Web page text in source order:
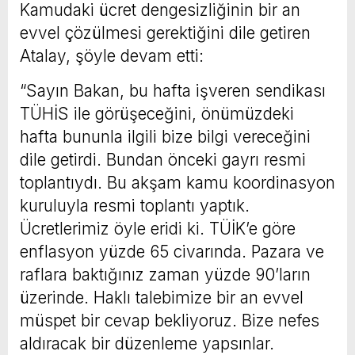
Kamudaki ücret dengesizliğinin bir an
evvel çözülmesi gerektiğini dile getiren
Atalay, şöyle devam etti:
“Sayın Bakan, bu hafta işveren sendikası
TÜHİS ile görüşeceğini, önümüzdeki
hafta bununla ilgili bize bilgi vereceğini
dile getirdi. Bundan önceki gayrı resmi
toplantıydı. Bu akşam kamu koordinasyon
kuruluyla resmi toplantı yaptık.
Ücretlerimiz öyle eridi ki. TÜİK’e göre
enflasyon yüzde 65 civarında. Pazara ve
raflara baktığınız zaman yüzde 90’ların
üzerinde. Haklı talebimize bir an evvel
müspet bir cevap bekliyoruz. Bize nefes
aldıracak bir düzenleme yapsınlar.